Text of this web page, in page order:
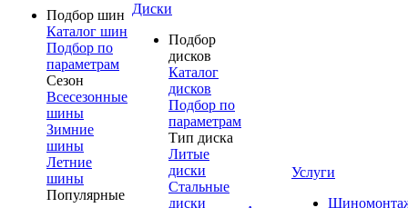
Подбор шин
Каталог шин
Подбор по
параметрам
Сезон
Всесезонные
шины
Зимние
шины
Летние
шины
Популярные
Диски
Подбор
дисков
Каталог
дисков
Подбор по
параметрам
Тип диска
Литые
диски
Стальные
диски
Услуги